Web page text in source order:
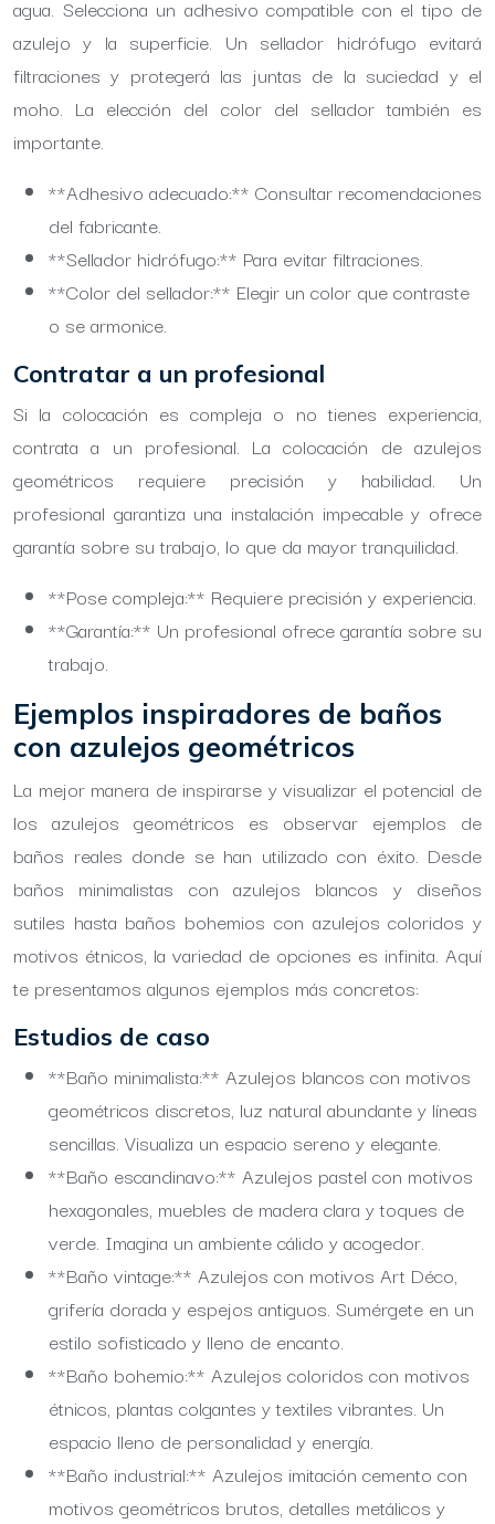
agua. Selecciona un adhesivo compatible con el tipo de
azulejo y la superficie. Un sellador hidrófugo evitará
filtraciones y protegerá las juntas de la suciedad y el
moho. La elección del color del sellador también es
importante.
**Adhesivo adecuado:** Consultar recomendaciones
del fabricante.
**Sellador hidrófugo:** Para evitar filtraciones.
**Color del sellador:** Elegir un color que contraste
o se armonice.
Contratar a un profesional
Si la colocación es compleja o no tienes experiencia,
contrata a un profesional. La colocación de azulejos
geométricos requiere precisión y habilidad. Un
profesional garantiza una instalación impecable y ofrece
garantía sobre su trabajo, lo que da mayor tranquilidad.
**Pose compleja:** Requiere precisión y experiencia.
**Garantía:** Un profesional ofrece garantía sobre su
trabajo.
Ejemplos inspiradores de baños
con azulejos geométricos
La mejor manera de inspirarse y visualizar el potencial de
los azulejos geométricos es observar ejemplos de
baños reales donde se han utilizado con éxito. Desde
baños minimalistas con azulejos blancos y diseños
sutiles hasta baños bohemios con azulejos coloridos y
motivos étnicos, la variedad de opciones es infinita. Aquí
te presentamos algunos ejemplos más concretos:
Estudios de caso
**Baño minimalista:** Azulejos blancos con motivos
geométricos discretos, luz natural abundante y líneas
sencillas. Visualiza un espacio sereno y elegante.
**Baño escandinavo:** Azulejos pastel con motivos
hexagonales, muebles de madera clara y toques de
verde. Imagina un ambiente cálido y acogedor.
**Baño vintage:** Azulejos con motivos Art Déco,
grifería dorada y espejos antiguos. Sumérgete en un
estilo sofisticado y lleno de encanto.
**Baño bohemio:** Azulejos coloridos con motivos
étnicos, plantas colgantes y textiles vibrantes. Un
espacio lleno de personalidad y energía.
**Baño industrial:** Azulejos imitación cemento con
motivos geométricos brutos, detalles metálicos y